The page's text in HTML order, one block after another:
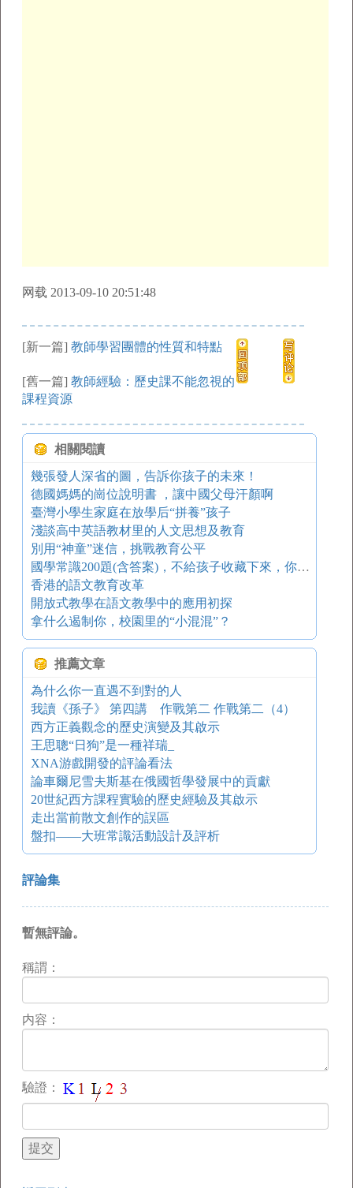
网载 2013-09-10 20:51:48
[新一篇] 教師學習團體的性質和特點
[舊一篇] 教師經驗：歷史課不能忽視的
課程資源
相關閱讀
幾張發人深省的圖，告訴你孩子的未來！
德國媽媽的崗位說明書 ，讓中國父母汗顏啊
臺灣小學生家庭在放學后“拼養”孩子
淺談高中英語教材里的人文思想及教育
別用“神童”迷信，挑戰教育公平
國學常識200題(含答案)，不給孩子收藏下來，你就虧了
香港的語文教育改革
開放式教學在語文教學中的應用初探
拿什么遏制你，校園里的“小混混”？
推薦文章
為什么你一直遇不到對的人
我讀《孫子》 第四講 作戰第二 作戰第二（4）
西方正義觀念的歷史演變及其啟示
王思聰“日狗”是一種祥瑞_
XNA游戲開發的評論看法
論車爾尼雪夫斯基在俄國哲學發展中的貢獻
20世紀西方課程實驗的歷史經驗及其啟示
走出當前散文創作的誤區
盤扣——大班常識活動設計及評析
評論集
暫無評論。
稱謂：
内容：
驗證：